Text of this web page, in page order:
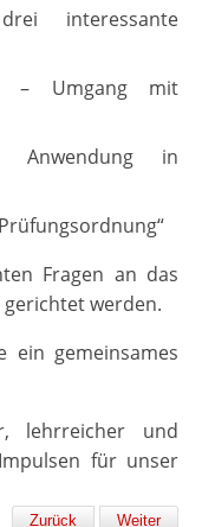
interessante
– Umgang mit
Anwendung in
Fragen an das
werden.
ein gemeinsames
lehrreicher und
für unser
Zurück Weiter